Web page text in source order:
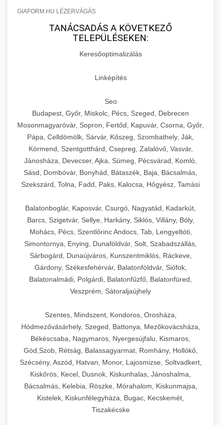
GIAFORM.HU LÉZERVÁGÁS
TANÁCSADÁS A KÖVETKEZŐ
TELEPÜLÉSEKEN:
Keresőoptimalizálás
Linképítés
Seo
Budapest, Győr, Miskolc, Pécs, Szeged, Debrecen
Mosonmagyaróvár, Sopron, Fertőd, Kapuvár, Csorna, Győr,
Pápa, Celldömölk, Sárvár, Kőszeg, Szombathely, Ják,
Körmend, Szentgotthárd, Csepreg, Zalalövő, Vasvár,
Jánosháza, Devecser, Ajka, Sümeg, Pécsvárad, Komló,
Sásd, Dombóvár, Bonyhád, Bátaszék, Baja, Bácsalmás,
Szekszárd, Tolna, Fadd, Paks, Kalocsa, Hőgyész, Tamási
Balatonboglár, Kaposvár, Csurgó, Nagyatád, Kadarkút,
Barcs, Szigetvár, Sellye, Harkány, Siklós, Villány, Bóly,
Mohács, Pécs, Szentlőrinc Andocs, Tab, Lengyeltóti,
Simontornya, Enying, Dunaföldvár, Solt, Szabadszállás,
Sárbogárd, Dunaújváros, Kunszentmiklós, Ráckeve,
Gárdony, Székesfehérvár, Balatonföldvár, Siófok,
Balatonalmádi, Polgárdi, Balatonfűzfő, Balatonfüred,
Veszprém, Sátoraljaújhely
Szentes, Mindszent, Kondoros, Orosháza,
Hódmezővásárhely, Szeged, Battonya, Mezőkovácsháza,
Békéscsaba, Nagymaros, Nyergesújfalu, Kismaros,
Göd,Szob, Rétság, Balassagyarmat, Romhány, Hollókő,
Szécsény, Aszód, Hatvan, Monor, Lajosmizse, Soltvadkert,
Kiskőrös, Kecel, Dusnok, Kiskunhalas, Jánoshalma,
Bácsalmás, Kelebia, Röszke, Mórahalom, Kiskunmajsa,
Kistelek, Kiskunfélegyháza, Bugac, Kecskemét,
Tiszakécske